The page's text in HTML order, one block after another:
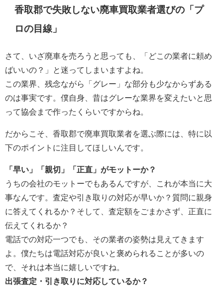
香取郡で失敗しない廃車買取業者選びの「プ
ロの目線」
さて、いざ廃車を売ろうと思っても、「どこの業者に頼め
ばいいの？」と迷ってしまいますよね。
この業界、残念ながら「グレー」な部分も少なからずある
のは事実です。僕自身、昔はグレーな業界を変えたいと思
って協会まで作ったくらいですからね。
だからこそ、香取郡で廃車買取業者を選ぶ際には、特に以
下のポイントに注目してほしいんです。
「早い」「親切」「正直」がモットーか？
うちの会社のモットーでもあるんですが、これが本当に大
事なんです。査定や引き取りの対応が早いか？質問に親身
に答えてくれるか？そして、査定額をごまかさず、正直に
伝えてくれるか？
電話での対応一つでも、その業者の姿勢は見えてきます
よ。僕たちは電話対応が良いと褒められることが多いの
で、それは本当に嬉しいですね。
出張査定・引き取りに対応しているか？